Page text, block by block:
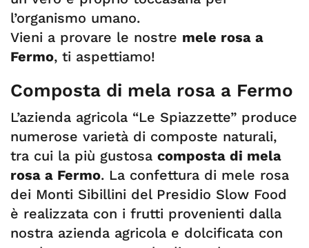
l’organismo umano.
Vieni a provare le nostre mele rosa a
Fermo, ti aspettiamo!
Composta di mela rosa a Fermo
L’azienda agricola “Le Spiazzette” produce
numerose varietà di composte naturali,
tra cui la più gustosa composta di mela
rosa a Fermo. La confettura di mele rosa
dei Monti Sibillini del Presidio Slow Food
è realizzata con i frutti provenienti dalla
nostra azienda agricola e dolcificata con